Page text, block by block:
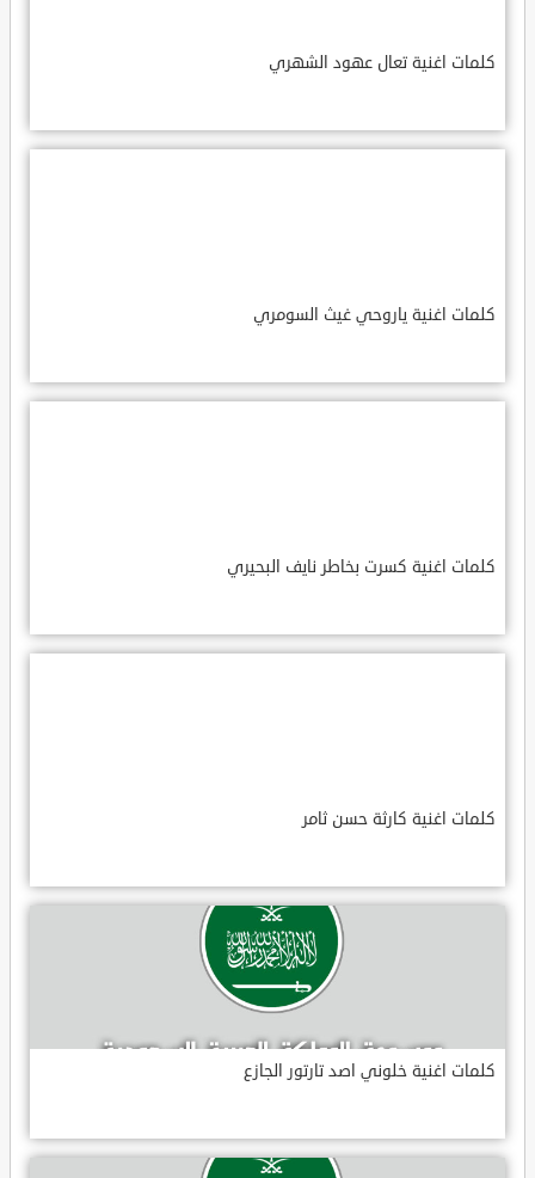
كلمات اغنية تعال عهود الشهري
كلمات اغنية ياروحي غيث السومري
كلمات اغنية كسرت بخاطر نايف البحيري
كلمات اغنية كارثة حسن ثامر
كلمات اغنية خلوني اصد تارتور الجازع